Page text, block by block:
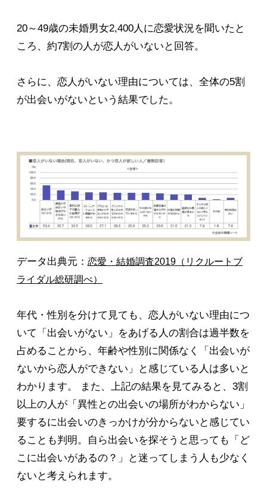
20～49歳の未婚男女2,400人に恋愛状況を聞いたと
ころ、約7割の人が恋人がいないと回答。
さらに、恋人がいない理由については、全体の5割
が出会いがないという結果でした。
データ出典元： 恋愛・結婚調査2019（リクルートブ
ライダル総研調べ）
年代・性別を分けて見ても、恋人がいない理由につ
いて「出会いがない」をあげる人の割合は過半数を
占めることから、年齢や性別に関係なく「出会いが
ないから恋人ができない」と感じている人は多いと
わかります。 また、上記の結果を見てみると、3割
以上の人が「異性との出会いの場所がわからない」
要するに出会いのきっかけが分からないと感じてい
ることも判明。自ら出会いを探そうと思っても「ど
こに出会いがあるの？」と迷ってしまう人も少なく
ないと考えられます。